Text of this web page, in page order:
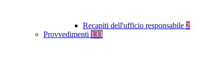
Recapiti dell'ufficio responsabile 2
Provvedimenti 133